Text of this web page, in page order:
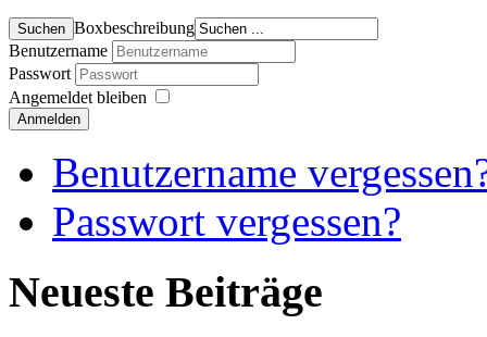
Boxbeschreibung
Benutzername
Passwort
Angemeldet bleiben
Anmelden
Benutzername
Passwort vergessen?
Neueste Beiträge